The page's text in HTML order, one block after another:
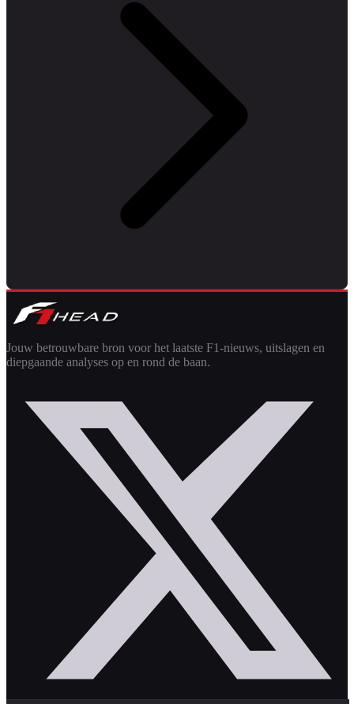
Jouw betrouwbare bron voor het laatste F1-nieuws, uitslagen en
diepgaande analyses op en rond de baan.